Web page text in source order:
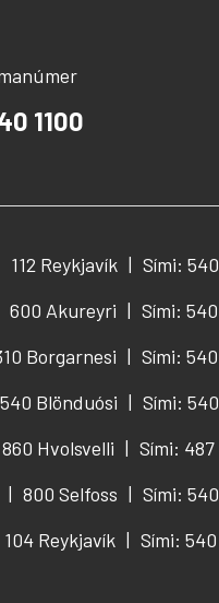
1100
112 Reykjavík
Sími: 540
600 Akureyri
Sími: 540
Borgarnesi
Sími:
540 Blönduósi
Sími: 540
860 Hvolsvelli
Sími: 487
800 Selfoss
Sími: 540
104 Reykjavík
Sími: 540